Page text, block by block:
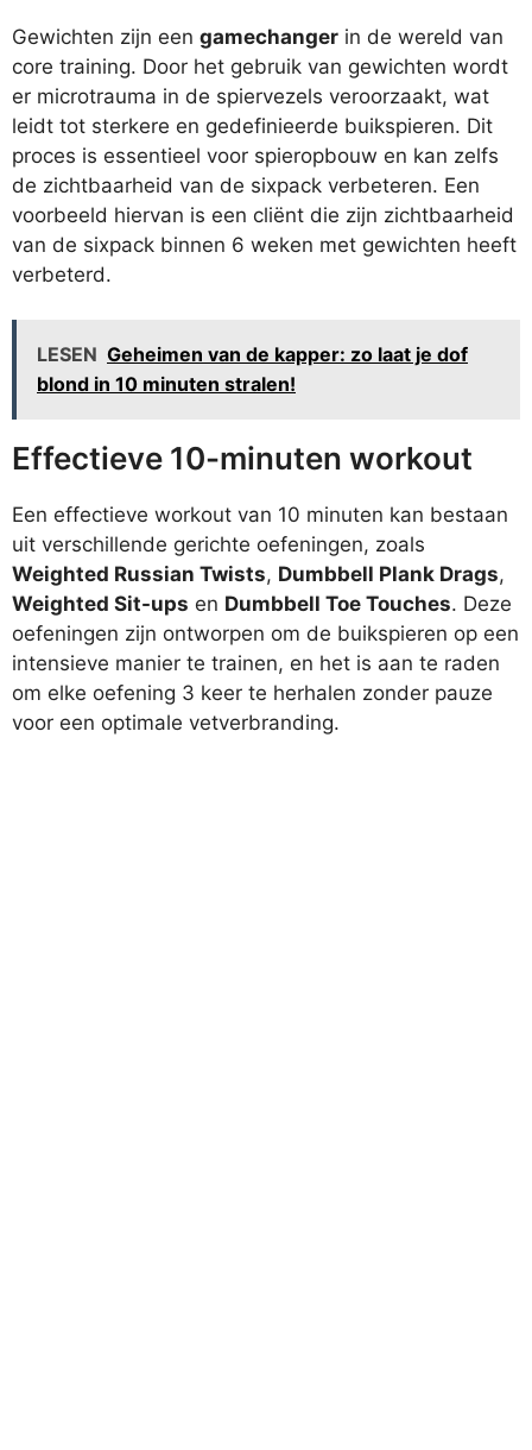
Gewichten zijn een gamechanger in de wereld van
core training. Door het gebruik van gewichten wordt
er microtrauma in de spiervezels veroorzaakt, wat
leidt tot sterkere en gedefinieerde buikspieren. Dit
proces is essentieel voor spieropbouw en kan zelfs
de zichtbaarheid van de sixpack verbeteren. Een
voorbeeld hiervan is een cliënt die zijn zichtbaarheid
van de sixpack binnen 6 weken met gewichten heeft
verbeterd.
LESEN Geheimen van de kapper: zo laat je dof
blond in 10 minuten stralen!
Effectieve 10-minuten workout
Een effectieve workout van 10 minuten kan bestaan
uit verschillende gerichte oefeningen, zoals
Weighted Russian Twists, Dumbbell Plank Drags,
Weighted Sit-ups en Dumbbell Toe Touches. Deze
oefeningen zijn ontworpen om de buikspieren op een
intensieve manier te trainen, en het is aan te raden
om elke oefening 3 keer te herhalen zonder pauze
voor een optimale vetverbranding.